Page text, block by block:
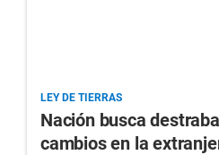
LEY DE TIERRAS
Nación busca
cambios en la